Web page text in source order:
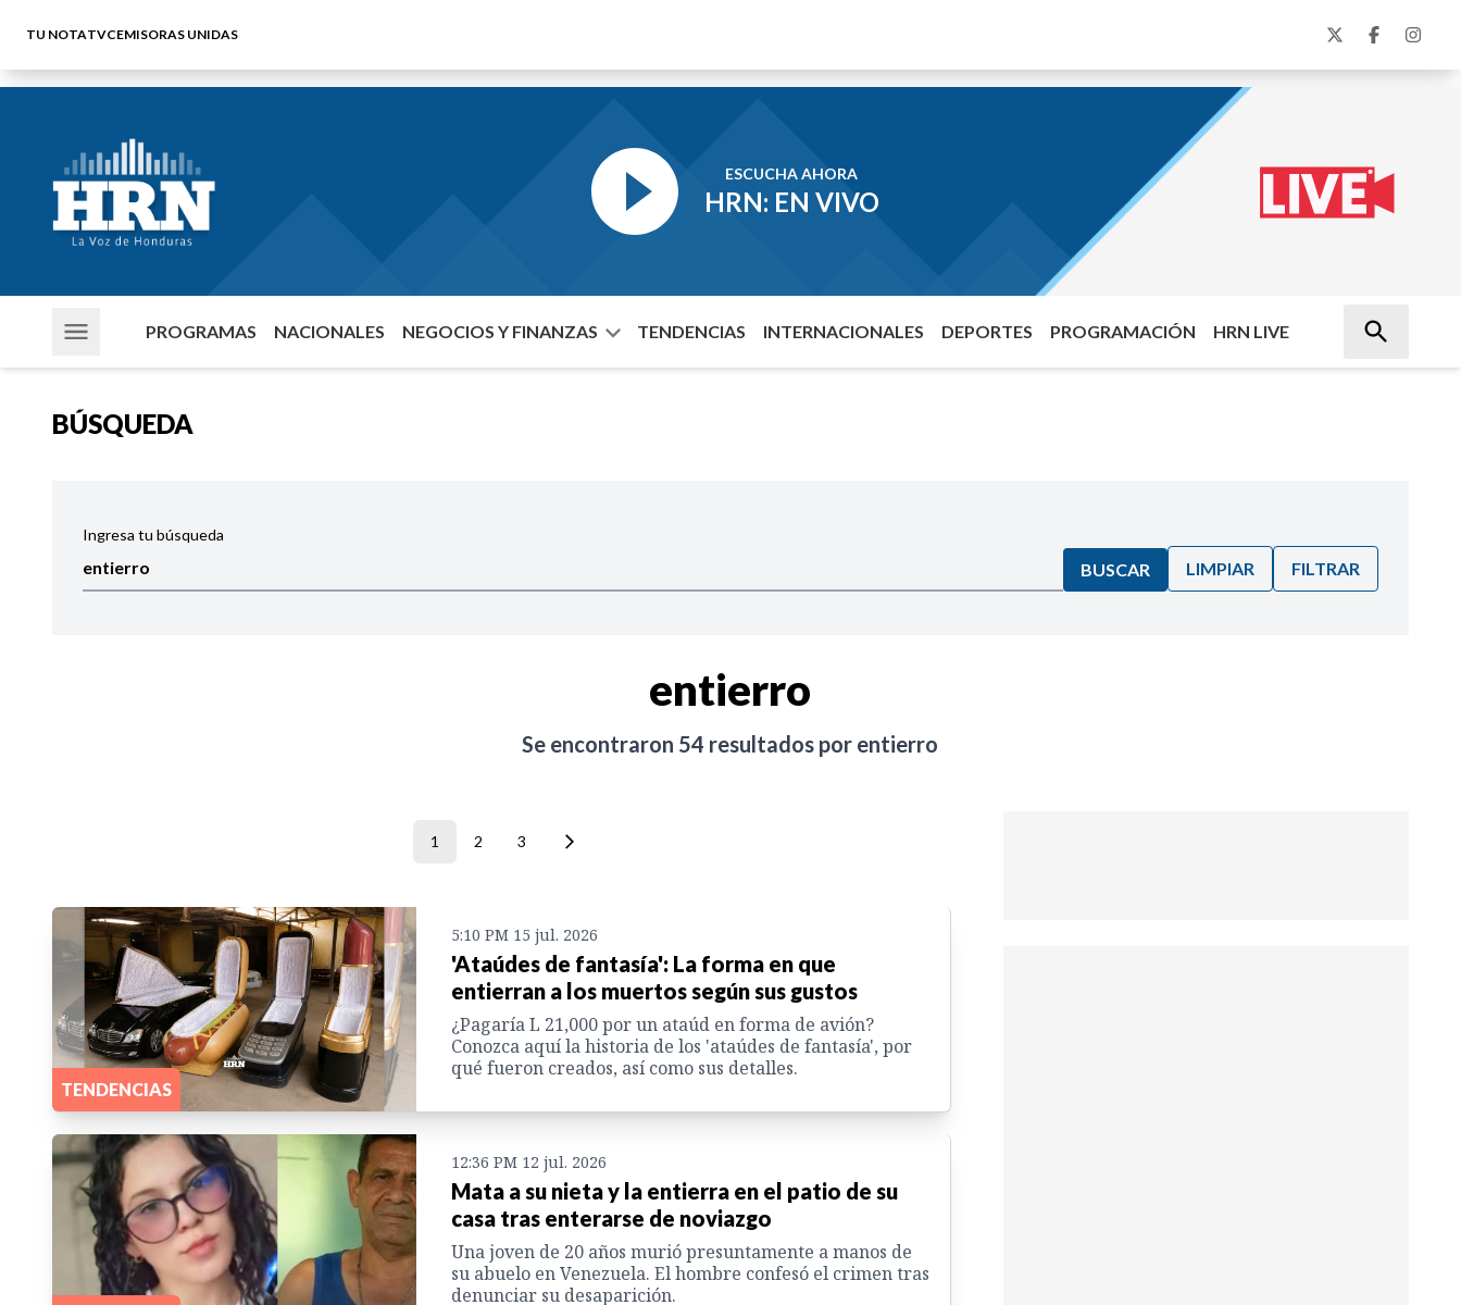
TU NOTATVCEMISORAS UNIDAS
ESCUCHA AHORA
HRN: EN VIVO
PROGRAMAS NACIONALES NEGOCIOS Y FINANZAS TENDENCIAS INTERNACIONALES DEPORTES PROGRAMACIÓN HRN LIVE
BÚSQUEDA
Ingresa tu búsqueda
BUSCAR LIMPIAR FILTRAR
entierro
Se encontraron 54 resultados por entierro
1 2 3
TENDENCIAS
5:10 PM 15 jul. 2026
'Ataúdes de fantasía': La forma en que
entierran a los muertos según sus gustos
¿Pagaría L 21,000 por un ataúd en forma de avión?
Conozca aquí la historia de los 'ataúdes de fantasía', por
qué fueron creados, así como sus detalles.
12:36 PM 12 jul. 2026
Mata a su nieta y la entierra en el patio de su
casa tras enterarse de noviazgo
Una joven de 20 años murió presuntamente a manos de
su abuelo en Venezuela. El hombre confesó el crimen tras
denunciar su desaparición.